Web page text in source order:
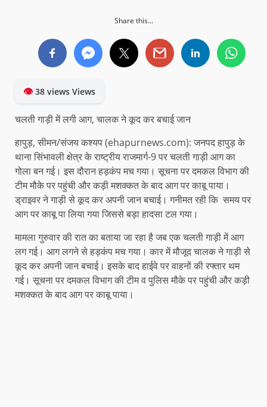
Share this...
👁38 views Views
चलती गाड़ी में लगी आग, चालक ने कूद कर बचाई जान
हापुड़, सीमन/संजय कश्यप (ehapurnews.com): जनपद हापुड़ के
थाना सिंभावली क्षेत्र के राष्ट्रीय राजमार्ग-9 पर चलती गाड़ी आग का
गोला बन गई। इस दौरान हड़कंप मच गया। सूचना पर दमकल विभाग की
टीम मौके पर पहुंची और कड़ी मशक्कत के बाद आग पर काबू पाया।
ड्राइवर ने गाड़ी से कूद कर अपनी जान बचाई। गनीमत रही कि समय पर
आग पर काबू पा लिया गया जिससे बड़ा हादसा टल गया।
मामला गुरुवार की रात का बताया जा रहा है जब एक चलती गाड़ी में आग
लग गई। आग लगने से हड़कंप मच गया। कार में मौजूद चालक ने गाड़ी से
कूद कर अपनी जान बचाई। इसके बाद हाईवे पर वाहनों की रफ्तार थम
गई। सूचना पर दमकल विभाग की टीम व पुलिस मौके पर पहुंची और कड़ी
मशक्कत के बाद आग पर काबू पाया।